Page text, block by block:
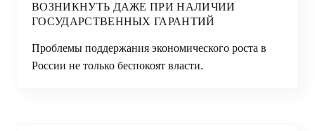
ВОЗНИКНУТЬ ДАЖЕ ПРИ НАЛИЧИИ
ГОСУДАРСТВЕННЫХ ГАРАНТИЙ
Проблемы поддержания экономического роста в
России не только беспокоят власти.